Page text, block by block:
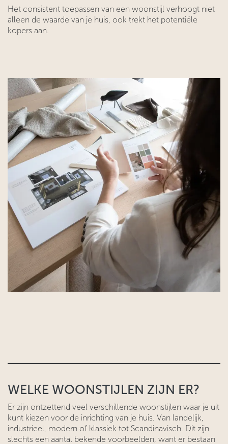
Het consistent toepassen van een woonstijl verhoogt niet
alleen de waarde van je huis, ook trekt het potentiële
kopers aan.
WELKE WOONSTIJLEN ZIJN ER?
Er zijn ontzettend veel verschillende woonstijlen waar je uit
kunt kiezen voor de inrichting van je huis. Van landelijk,
industrieel, modern of klassiek tot Scandinavisch. Dit zijn
slechts een aantal bekende voorbeelden, want er bestaan